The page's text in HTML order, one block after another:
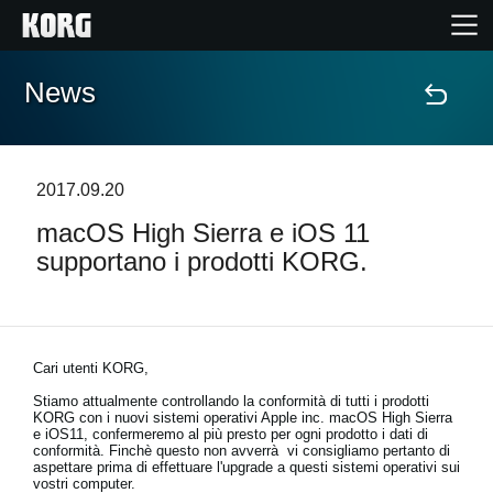
Home
Contenuti
Supporto tecnico
Dove Acquistare
News
2017.09.20
macOS High Sierra e iOS 11
supportano i prodotti KORG.
Cari utenti KORG,
Stiamo attualmente controllando la conformità di tutti i prodotti
KORG con i nuovi sistemi operativi Apple inc. macOS High Sierra
e iOS11, confermeremo al più presto per ogni prodotto i dati di
conformità. Finchè questo non avverrà vi consigliamo pertanto di
aspettare prima di effettuare l'upgrade a questi sistemi operativi sui
vostri computer.